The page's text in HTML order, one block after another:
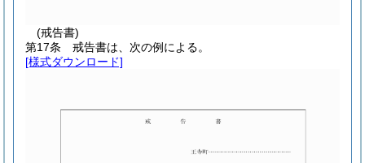
(戒告書)
第17条
戒告書は、次の例による。
[様式ダウンロード]